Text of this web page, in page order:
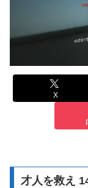
X
才人を救え